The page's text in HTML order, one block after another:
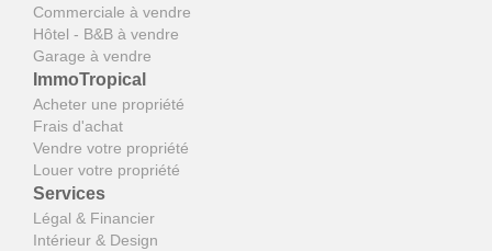
Commerciale à vendre
Hôtel - B&B à vendre
Garage à vendre
ImmoTropical
Acheter une propriété
Frais d'achat
Vendre votre propriété
Louer votre propriété
Services
Légal & Financier
Intérieur & Design